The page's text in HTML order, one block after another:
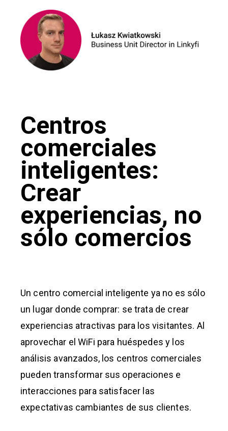
Centros
comerciales
inteligentes:
Crear
experiencias, no
sólo comercios
Un centro comercial inteligente ya no es sólo
un lugar donde comprar: se trata de crear
experiencias atractivas para los visitantes. Al
aprovechar el WiFi para huéspedes y los
análisis avanzados, los centros comerciales
pueden transformar sus operaciones e
interacciones para satisfacer las
expectativas cambiantes de sus clientes.